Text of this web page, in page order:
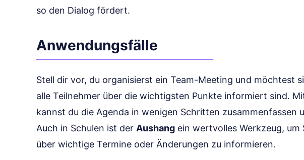
so den Dialog fördert.
Anwendungsfälle
Stell dir vor, du organisierst ein Team-Meeting und möchtest
alle Teilnehmer über die wichtigsten Punkte informiert sind.
kannst du die Agenda in wenigen Schritten zusammenfassen
Auch in Schulen ist der Aushang ein wertvolles Werkzeug, um
über wichtige Termine oder Änderungen zu informieren.